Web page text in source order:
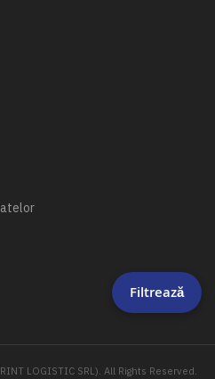
LOGISTIC SRL). All Rights Reserved.
Filtrează